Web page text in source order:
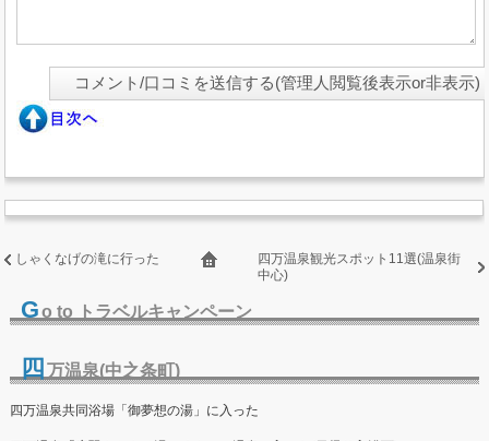
しゃくなげの滝に行った
四万温泉観光スポット11選(温泉街
中心)
Go to トラベルキャンペーン
四 万温泉(中之条町)
四万温泉共同浴場「御夢想の湯」に入った